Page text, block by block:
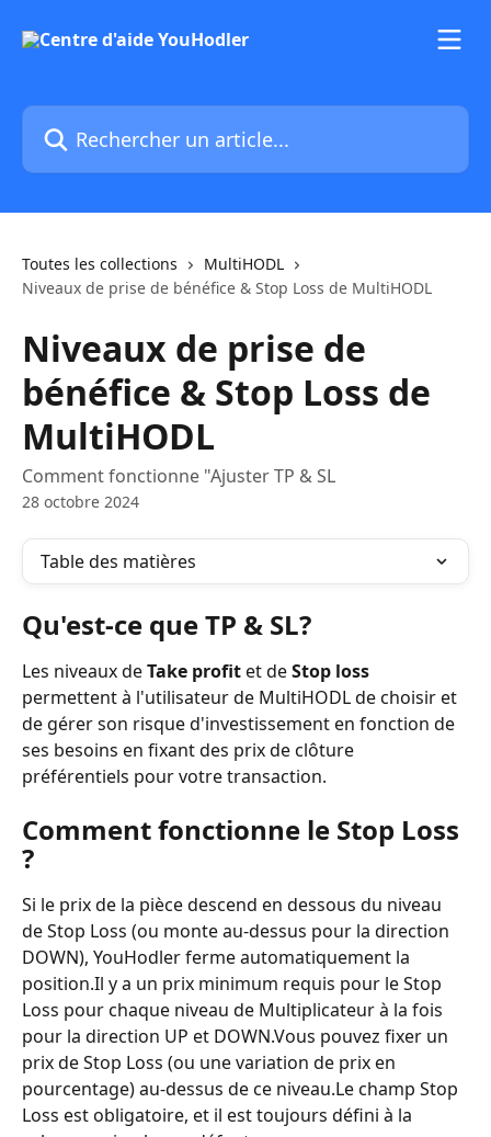
Rechercher un article...
Toutes les collections
MultiHODL
Niveaux de prise de bénéfice & Stop Loss de MultiHODL
Niveaux de prise de
bénéfice & Stop Loss de
MultiHODL
Comment fonctionne "Ajuster TP & SL
28 octobre 2024
Table des matières
Qu'est-ce que TP & SL?
Les niveaux de Take profit et de Stop loss
permettent à l'utilisateur de MultiHODL de choisir et
de gérer son risque d'investissement en fonction de
ses besoins en fixant des prix de clôture
préférentiels pour votre transaction.
Comment fonctionne le Stop Loss
?
Si le prix de la pièce descend en dessous du niveau
de Stop Loss (ou monte au-dessus pour la direction
DOWN), YouHodler ferme automatiquement la
position.Il y a un prix minimum requis pour le Stop
Loss pour chaque niveau de Multiplicateur à la fois
pour la direction UP et DOWN.Vous pouvez fixer un
prix de Stop Loss (ou une variation de prix en
pourcentage) au-dessus de ce niveau.Le champ Stop
Loss est obligatoire, et il est toujours défini à la